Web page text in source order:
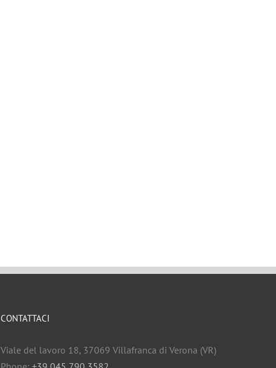
CONTATTACI
Viale del lavoro 18, 37069 Villafranca di Verona (VR)